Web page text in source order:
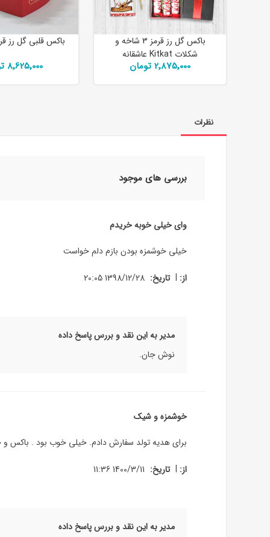
باکس گل رز قرمز 3 شاخه و
شکلات Kitkat عاشقانه
2٬875٬000 تومان
باکس قلبی گل رز
8٬625٬000 تومان
نظرات
بررسی های موجود
وای خیلی خوبه خریدم
خیلی خوشمزه بودن بازم دلم خواست
از: | تاریخ: 1398/12/28 20:05
مدیر به این نقد و بررس پاسخ داده
نوش جان.
خوشمزه و شیک
برای هدیه تولد سفارش دادم. خیلی خوب بود . باکس
از: | تاریخ: 1400/3/11 11:36
مدیر به این نقد و بررس پاسخ داده